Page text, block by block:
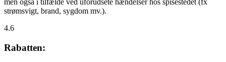
men også i tilfælde ved uforudsete hændelser hos spisestedet (fx
strømsvigt, brand, sygdom mv.).
4.6
Rabatten: